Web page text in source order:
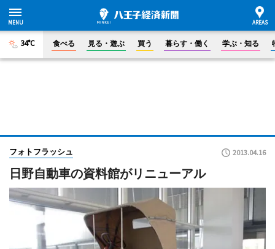
34°C 食べる 見る・遊ぶ 買う 暮らす・働く 学ぶ・知る
フォトフラッシュ 2013.04.16
日野自動車の資料館がリニューアル